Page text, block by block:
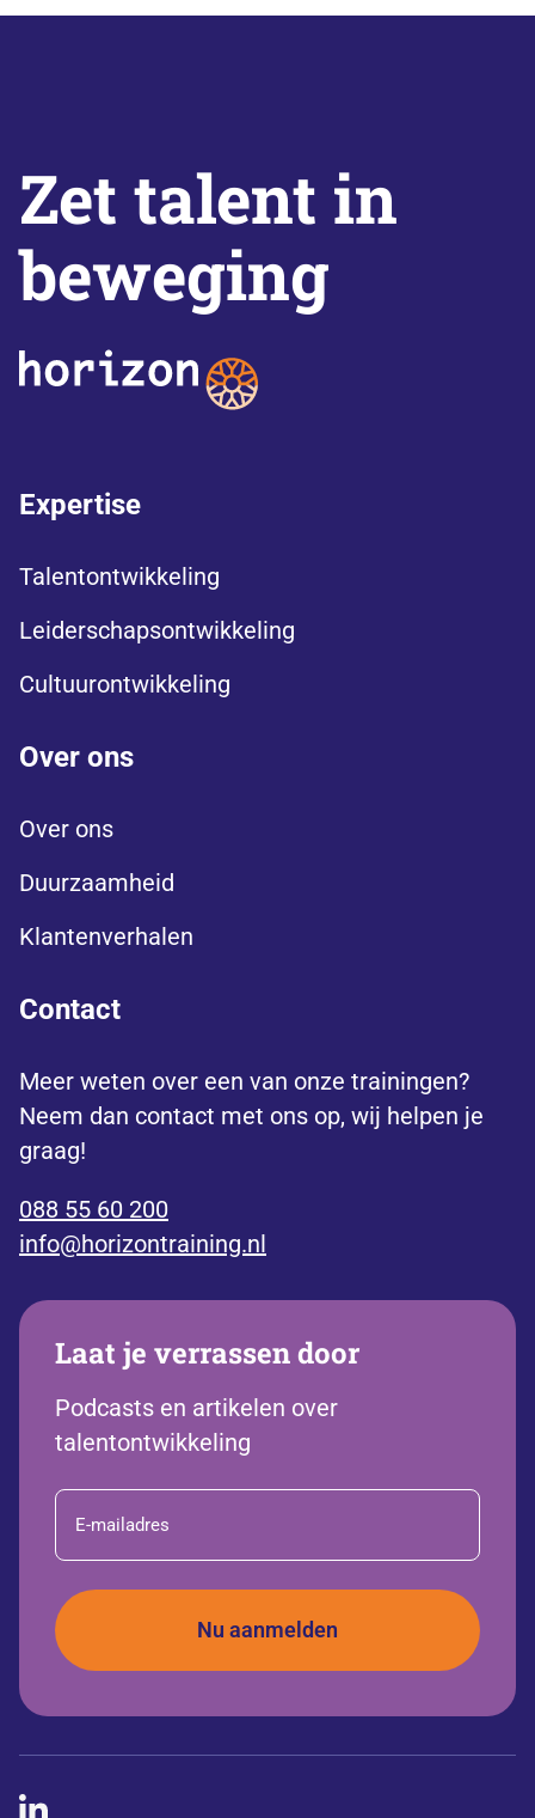
Zet talent in
beweging
Expertise
Talentontwikkeling
Leiderschapsontwikkeling
Cultuurontwikkeling
Over ons
Over ons
Duurzaamheid
Klantenverhalen
Contact
Meer weten over een van onze trainingen?
Neem dan contact met ons op, wij helpen je
graag!
088 55 60 200
info@horizontraining.nl
Laat je verrassen door
Podcasts en artikelen over
talentontwikkeling
E-
mailadres